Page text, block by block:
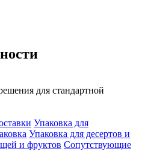
для стандартной
Упаковка для
Упаковка для десертов и
и фруктов Сопутствующие